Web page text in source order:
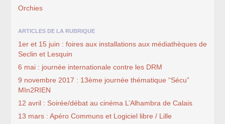
Orchies
ARTICLES DE LA RUBRIQUE
1er et 15 juin : foires aux installations aux médiathèques de
Seclin et Lesquin
6 mai : journée internationale contre les DRM
9 novembre 2017 : 13ème journée thématique “Sécu”
MIn2RIEN
12 avril : Soirée/débat au cinéma L’Alhambra de Calais
13 mars : Apéro Communs et Logiciel libre / Lille